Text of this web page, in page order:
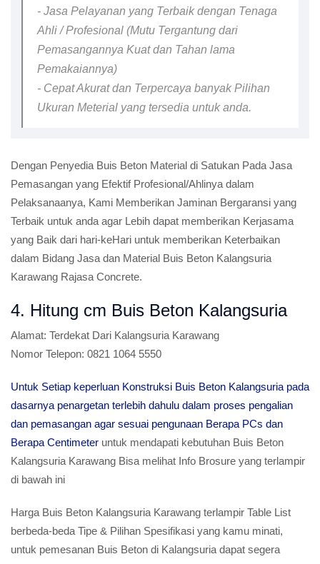
- Jasa Pelayanan yang Terbaik dengan Tenaga
Ahli / Profesional (Mutu Tergantung dari
Pemasangannya Kuat dan Tahan lama
Pemakaiannya)
- Cepat Akurat dan Terpercaya banyak Pilihan
Ukuran Meterial yang tersedia untuk anda.
Dengan Penyedia Buis Beton Material di Satukan Pada Jasa
Pemasangan yang Efektif Profesional/Ahlinya dalam
Pelaksanaanya, Kami Memberikan Jaminan Bergaransi yang
Terbaik untuk anda agar Lebih dapat memberikan Kerjasama
yang Baik dari hari-keHari untuk memberikan Keterbaikan
dalam Bidang Jasa dan Material Buis Beton Kalangsuria
Karawang Rajasa Concrete.
4. Hitung cm Buis Beton Kalangsuria
Alamat: Terdekat Dari Kalangsuria Karawang
Nomor Telepon: 0821 1064 5550
Untuk Setiap keperluan Konstruksi Buis Beton Kalangsuria pada
dasarnya penargetan terlebih dahulu dalam proses pengalian
dan pemasangan agar sesuai pengunaan Berapa PCs dan
Berapa Centimeter untuk mendapati kebutuhan Buis Beton
Kalangsuria Karawang Bisa melihat Info Brosure yang terlampir
di bawah ini
Harga Buis Beton Kalangsuria Karawang terlampir Table List
berbeda-beda Tipe & Pilihan Spesifikasi yang kamu minati,
untuk pemesanan Buis Beton di Kalangsuria dapat segera